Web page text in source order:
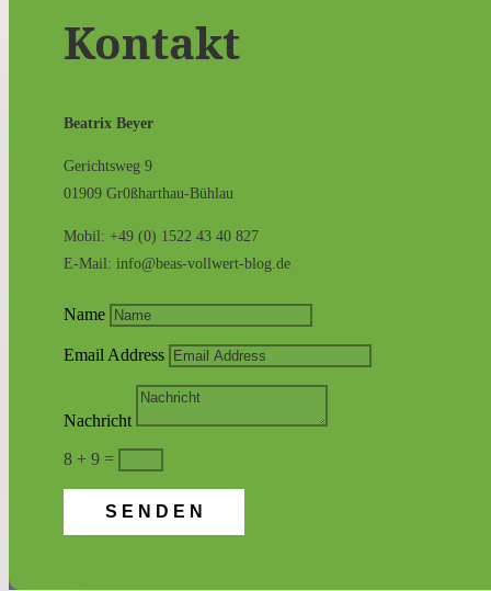
Kontakt
Beatrix Beyer
Gerichtsweg 9
01909 Gr0ßharthau-Bühlau
Mobil: +49 (0) 1522 43 40 827
E-Mail: info@beas-vollwert-blog.de
Name
Email Address
Nachricht
8 + 9 =
SENDEN